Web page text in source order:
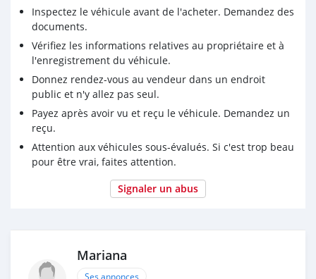
Inspectez le véhicule avant de l'acheter. Demandez des
documents.
Vérifiez les informations relatives au propriétaire et à
l'enregistrement du véhicule.
Donnez rendez-vous au vendeur dans un endroit
public et n'y allez pas seul.
Payez après avoir vu et reçu le véhicule. Demandez un
reçu.
Attention aux véhicules sous-évalués. Si c'est trop beau
pour être vrai, faites attention.
Signaler un abus
Mariana
Ses annonces